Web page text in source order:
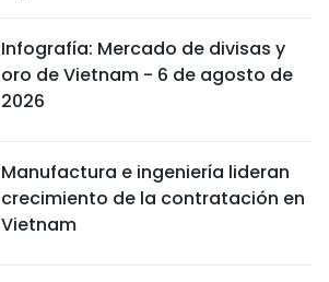
Infografía: Mercado de divisas y
oro de Vietnam - 6 de agosto de
2026
Manufactura e ingeniería lideran
crecimiento de la contratación en
Vietnam